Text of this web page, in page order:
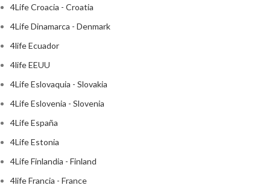
4Life Croacia - Croatia
4Life Dinamarca - Denmark
4life Ecuador
4life EEUU
4Life Eslovaquia - Slovakia
4Life Eslovenia - Slovenia
4Life España
4Life Estonia
4Life Finlandia - Finland
4life Francia - France